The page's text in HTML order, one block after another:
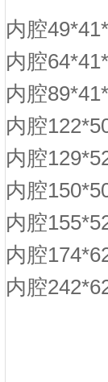
内腔
内腔
内腔
内腔
内腔
内腔
内腔
内腔
内腔